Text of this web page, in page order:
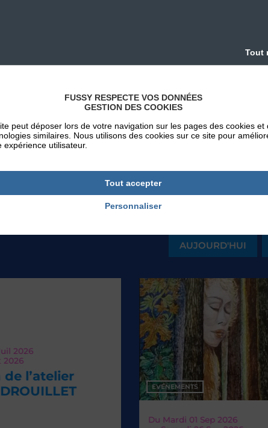
AUJOURD'HUI
EVÉNEMENTS
Sep 2026
FUSSY RESPECTE VOS DONNÉES
GESTION DES COOKIES
peut déposer lors de votre navigation sur les pages des cookies et
similaires. Nous utilisons des cookies sur ce site pour
expérience utilisateur.
Tout accepter
Tout
Personnaliser